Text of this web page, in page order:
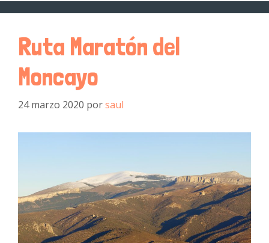
Ruta Maratón del
Moncayo
24 marzo 2020 porsaul